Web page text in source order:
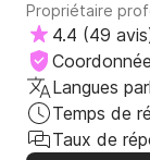
Propriétaire
4.4 (49 avis
Langues
Temps de
Taux de